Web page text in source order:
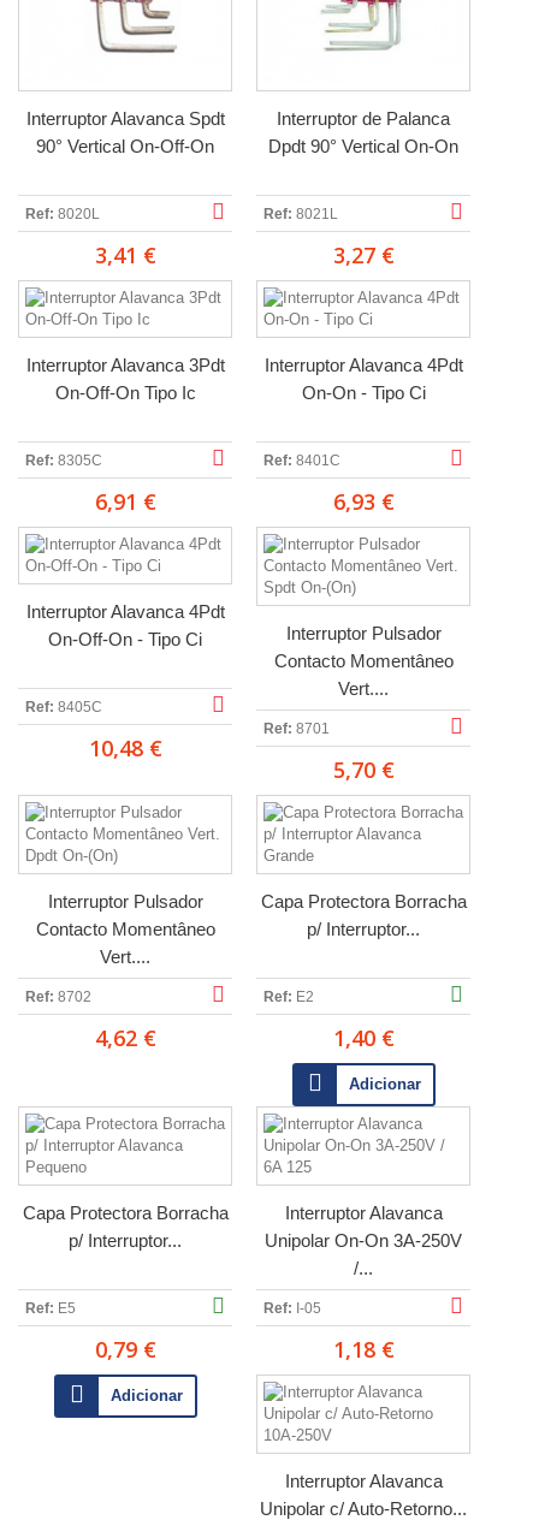
Interruptor Alavanca Spdt
90° Vertical On-Off-On
Ref: 8020L
3,41 €
Interruptor de Palanca
Dpdt 90° Vertical On-On
Ref: 8021L
3,27 €
Interruptor Alavanca 3Pdt
On-Off-On Tipo Ic
Ref: 8305C
6,91 €
Interruptor Alavanca 4Pdt
On-On - Tipo Ci
Ref: 8401C
6,93 €
Interruptor Alavanca 4Pdt
On-Off-On - Tipo Ci
Ref: 8405C
10,48 €
Interruptor Pulsador
Contacto Momentâneo
Vert....
Ref: 8701
5,70 €
Interruptor Pulsador
Contacto Momentâneo
Vert....
Ref: 8702
4,62 €
Capa Protectora Borracha
p/ Interruptor...
Ref: E2
1,40 €
Adicionar
Capa Protectora Borracha
p/ Interruptor...
Ref: E5
0,79 €
Adicionar
Interruptor Alavanca
Unipolar On-On 3A-250V
/...
Ref: I-05
1,18 €
Interruptor Alavanca
Unipolar c/ Auto-Retorno...